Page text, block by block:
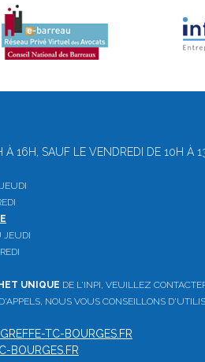
16H, SAUF LE VENDREDI DE 10H À
JEUDI
UNIQUE DE L'INPI, VEUILLEZ
NOUS VOUS CONSEILLONS
TC-BOURGES.FR
BOURGES.FR